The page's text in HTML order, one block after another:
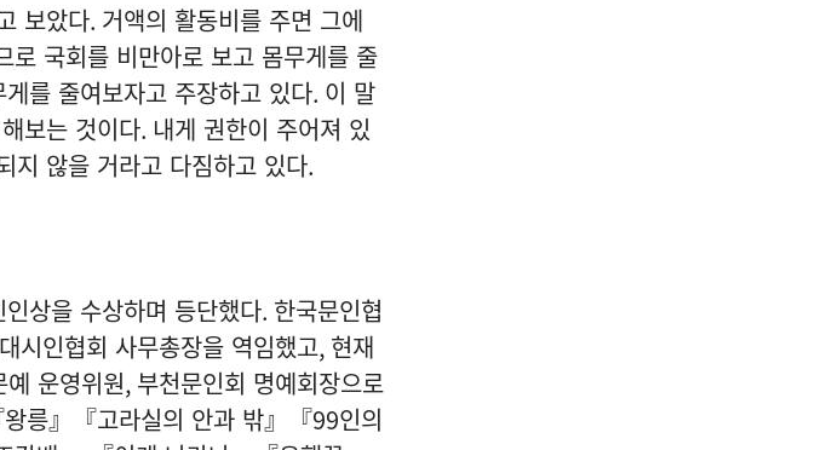
보았다. 거액의 활동비를 주면 그에
로 국회를 비만아로 보고 몸무게를 줄
를 줄여보자고 주장하고 있다. 이 말
보는 것이다. 내게 권한이 주어져 있
지 않을 거라고 다짐하고 있다.
상을 수상하며 등단했다. 한국문인협
시인협회 사무총장을 역임했고, 현재
운영위원, 부천문인회 명예회장으로
릉』『고라실의 안과 밖』『99인의